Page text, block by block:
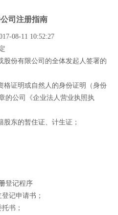
司注册指南
08-11 10:52:27
份有限公司的全体发起人签署的
证明或自然人的身份证明（身份
的公司《企业法人营业执照执
东的暂住证、计生证；
登记程序
记申请书；
书；